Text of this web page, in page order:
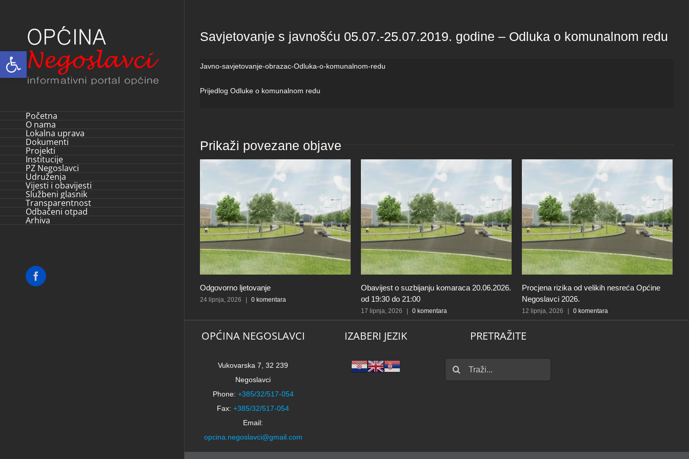
Open toolbar
Početna
O nama
Lokalna uprava
Dokumenti
Projekti
Institucije
PZ Negoslavci
Udruženja
Vijesti i obavijesti
Službeni glasnik
Transparentnost
Odbačeni otpad
Arhiva
Facebook
Savjetovanje s javnošću 05.07.-25.07.2019. godine – Odluka o komunalnom redu
Javno-savjetovanje-obrazac-Odluka-o-komunalnom-redu
Prijedlog Odluke o komunalnom redu
Prikaži povezane objave
Odgovorno ljetovanje
24 lipnja, 2026 0 komentara
Obavijest o suzbijanju komaraca 20.06.2026.
od 19:30 do 21:00
17 lipnja, 2026 0 komentara
Procjena rizika od velikih nesreća Općine
Negoslavci 2026.
12 lipnja, 2026 0 komentara
OPĆINA NEGOSLAVCI
Vukovarska 7, 32 239
Negoslavci
Phone: +385/32/517-054
Fax: +385/32/517-054
Email:
opcina.negoslavci@gmail.com
IZABERI JEZIK PRETRAŽITE
Traži...